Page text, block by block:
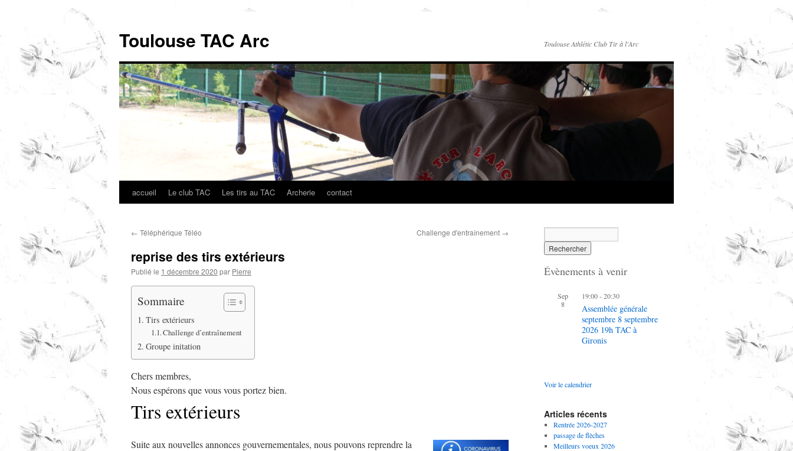
Toulouse TAC Arc Toulouse Athlétic Club Tir à l'Arc
Aller
contenu
accueil Le club TAC Les tirs au TAC Archerie contact
← Téléphérique Téléo Challenge d'entraînement →
reprise des tirs extérieurs
Publié le 1 décembre 2020 par Pierre
Sommaire
Tirs extérieurs
Challenge d’entraînement
Groupe initation
Chers membres,
Nous espérons que vous vous portez bien.
Tirs extérieurs
Suite aux nouvelles annonces gouvernementales, nous pouvons reprendre la
Évènements à venir
Sep
8
19:00-20:30
Assemblée générale
septembre 8 septembre
2026 19h TAC à
Gironis
Voir le calendrier
Articles récents
Rentrée 2026-2027
passage de flèches
Meilleurs voeux 2026